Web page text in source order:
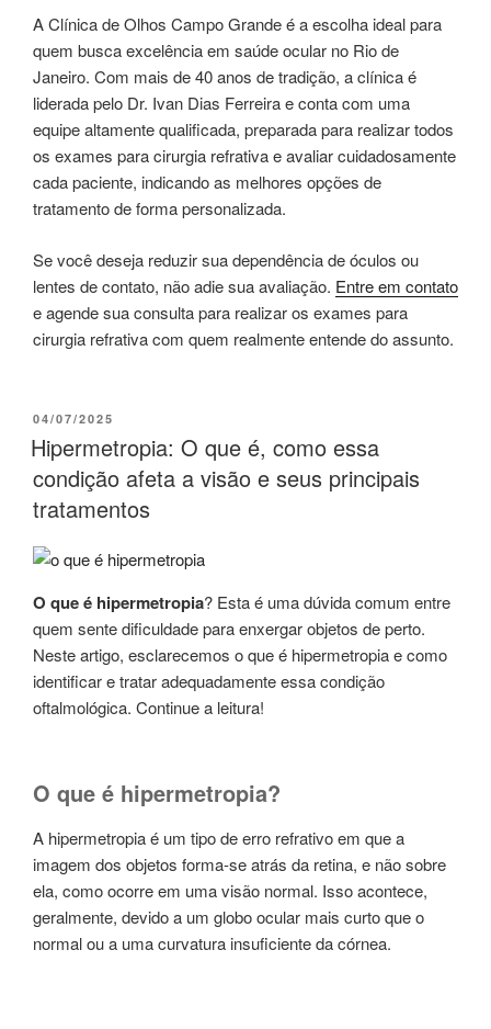
A Clínica de Olhos Campo Grande é a escolha ideal para
quem busca excelência em saúde ocular no Rio de
Janeiro. Com mais de 40 anos de tradição, a clínica é
liderada pelo Dr. Ivan Dias Ferreira e conta com uma
equipe altamente qualificada, preparada para realizar todos
os exames para cirurgia refrativa e avaliar cuidadosamente
cada paciente, indicando as melhores opções de
tratamento de forma personalizada.
Se você deseja reduzir sua dependência de óculos ou
lentes de contato, não adie sua avaliação. Entre em contato
e agende sua consulta para realizar os exames para
cirurgia refrativa com quem realmente entende do assunto.
04/07/2025
Hipermetropia: O que é, como essa
condição afeta a visão e seus principais
tratamentos
O que é hipermetropia? Esta é uma dúvida comum entre
quem sente dificuldade para enxergar objetos de perto.
Neste artigo, esclarecemos o que é hipermetropia e como
identificar e tratar adequadamente essa condição
oftalmológica. Continue a leitura!
O que é hipermetropia?
A hipermetropia é um tipo de erro refrativo em que a
imagem dos objetos forma-se atrás da retina, e não sobre
ela, como ocorre em uma visão normal. Isso acontece,
geralmente, devido a um globo ocular mais curto que o
normal ou a uma curvatura insuficiente da córnea.